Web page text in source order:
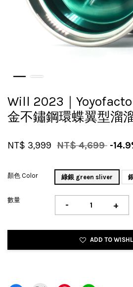
Will 2023｜
金不鏽鋼環蝶翼型溜
NT$ 3,999 NT$ 4,699 -
顏色 Color 綠銀 green sliver
數量 - +
ADD TO